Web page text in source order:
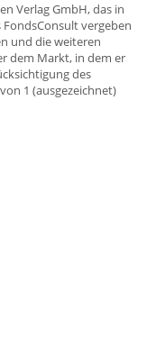
Verlag GmbH, das in
vergeben
und die weiteren
dem Markt, in dem er
des
1 (ausgezeichnet)